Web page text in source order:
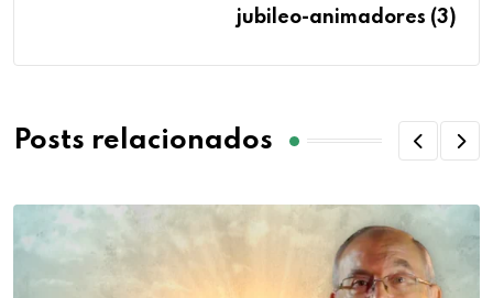
jubileo-animadores (3)
Posts relacionados